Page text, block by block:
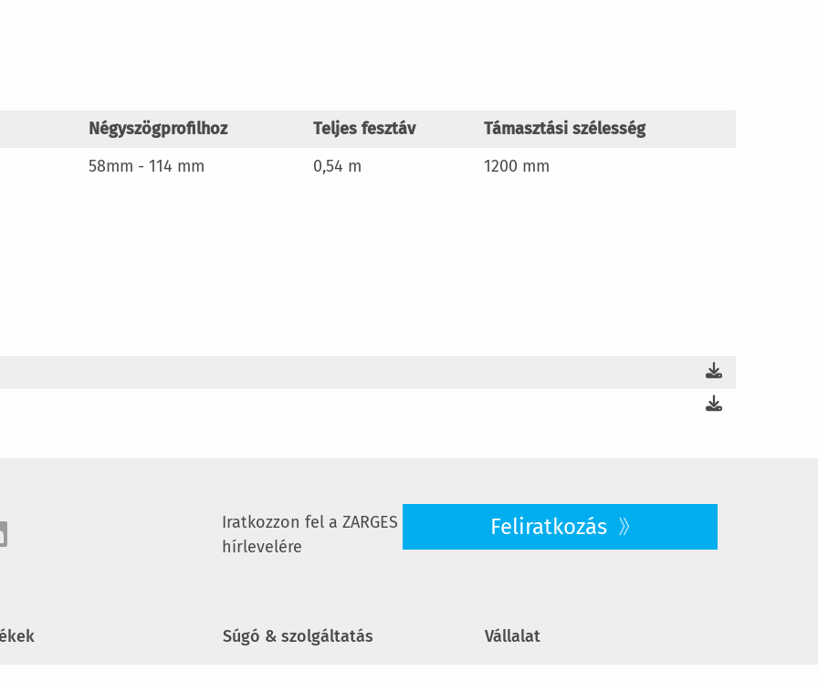
Négyszögprofilhoz Teljes fesztáv
Támasztási szélesség
58mm - 114 mm 0,54 m 1200 mm
Iratkozzon fel a ZARGES
hírlevelére
Feliratkozás
Súgó & szolgáltatás Vállalat